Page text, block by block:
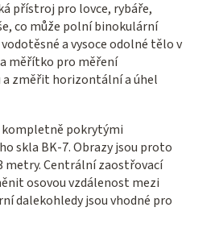
přístroj pro lovce, rybáře,
co může polní binokulární
a vysoce odolné tělo v
měřítko pro měření
změřit horizontální a úhel
kompletně pokrytými
skla BK-7. Obrazy jsou proto
metry. Centrální zaostřovací
osovou vzdálenost mezi
dalekohledy jsou vhodné pro